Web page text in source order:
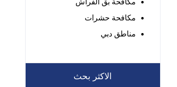
مكافحة بق الفراش
مكافحة حشرات
مناطق دبي
الاكثر بحث